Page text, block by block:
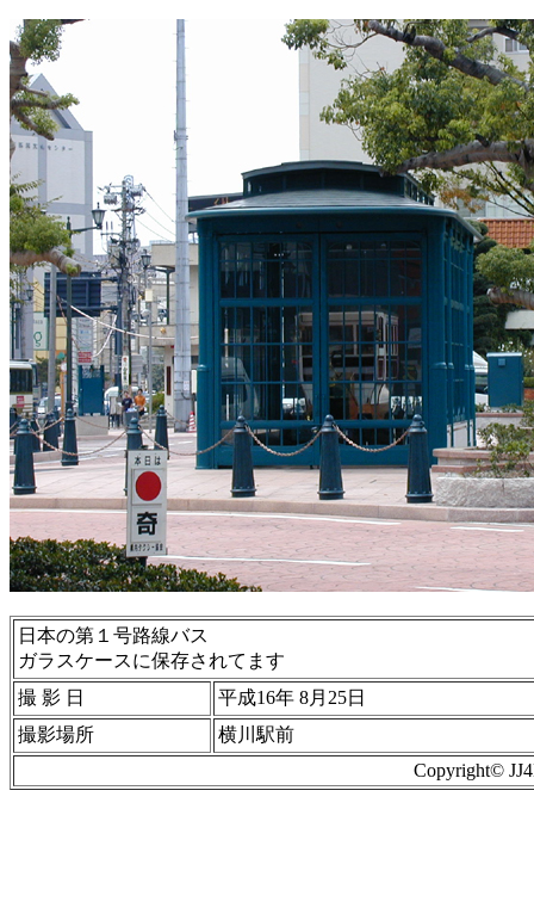
日本の第１号路線バス
ガラスケースに保存されてます
撮 影 日
平成16年 8月25日
撮影場所
横川駅前
Copyright©